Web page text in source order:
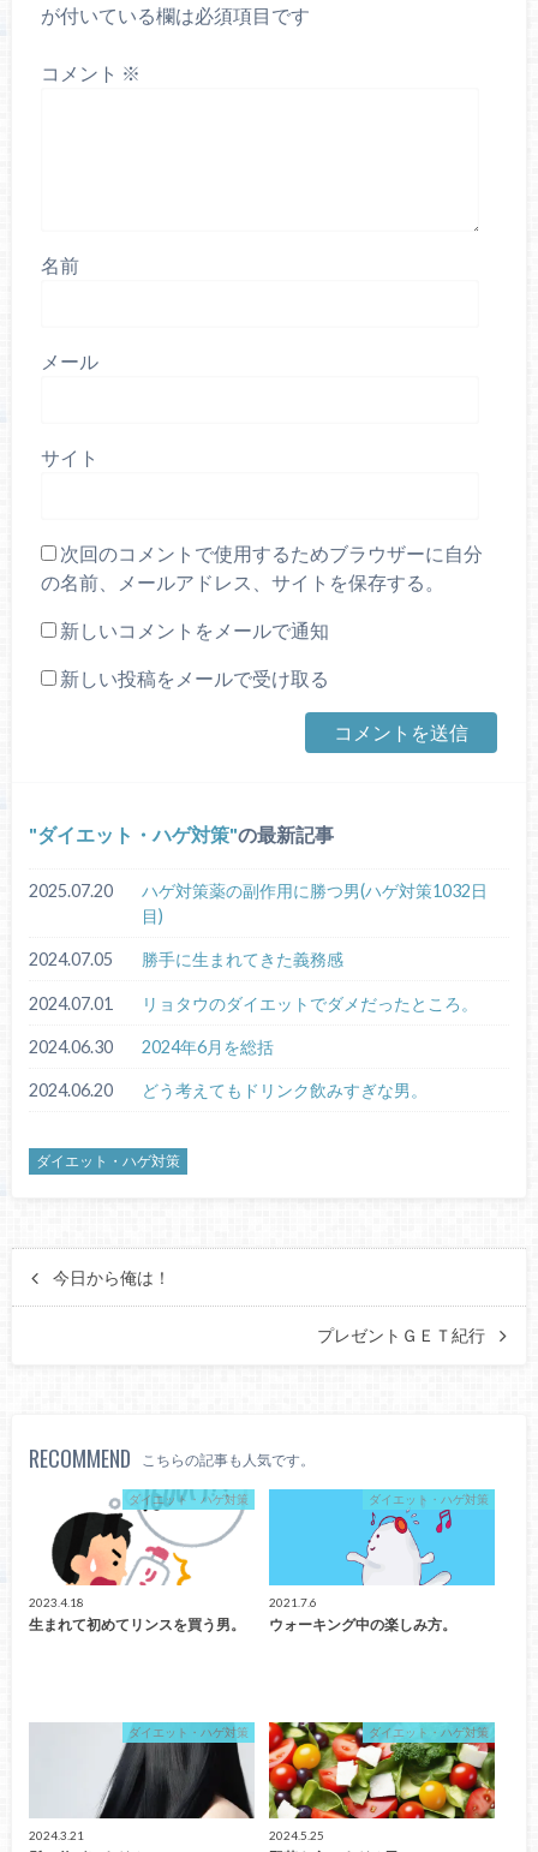
が付いている欄は必須項目です
コメント ※
名前
メール
サイト
次回のコメントで使用するためブラウザーに自分
の名前、メールアドレス、サイトを保存する。
新しいコメントをメールで通知
新しい投稿をメールで受け取る
ダイエット・ハゲ対策 の最新記事
2025.07.20
ハゲ対策薬の副作用に勝つ男(ハゲ対策1032日
目)
2024.07.05 勝手に生まれてきた義務感
2024.07.01 リョタウのダイエットでダメだったところ。
2024.06.30 2024年6月を総括
2024.06.20 どう考えてもドリンク飲みすぎな男。
ダイエット・ハゲ対策
今日から俺は！
プレゼントＧＥＴ紀行
RECOMMEND こちらの記事も人気です。
ダイエット・ハゲ対策
2023.4.18
生まれて初めてリンスを買う男。
ダイエット・ハゲ対策
2021.7.6
ウォーキング中の楽しみ方。
ダイエット・ハゲ対策
2024.3.21
ダイエット・ハゲ対策
2024.5.25